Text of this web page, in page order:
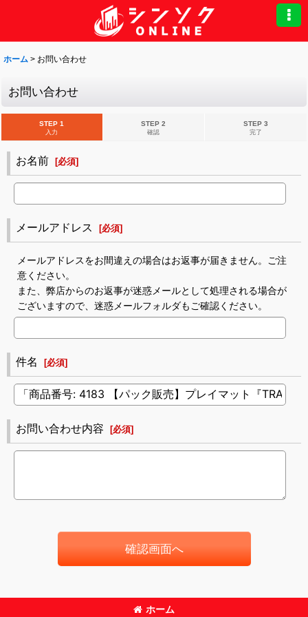
ホーム > お問い合わせ
お問い合わせ
STEP 1
入力
STEP 2
確認
STEP 3
完了
お名前 [必須]
メールアドレス [必須]
メールアドレスをお間違えの場合はお返事が届きません。ご注
意ください。
また、弊店からのお返事が迷惑メールとして処理される場合が
ございますので、迷惑メールフォルダもご確認ください。
件名 [必須]
お問い合わせ内容 [必須]
確認画面へ
ホーム